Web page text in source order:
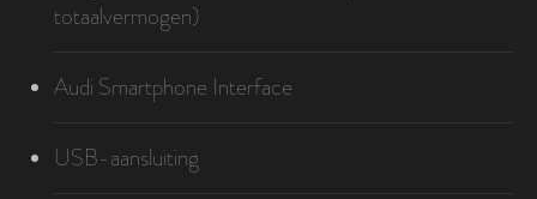
totaalvermogen)
Audi Smartphone Interface
USB-aansluiting